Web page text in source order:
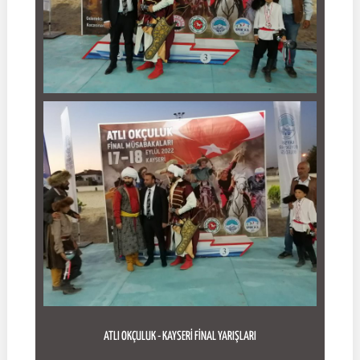
ATLI OKÇULUK - KAYSERİ FİNAL YARIŞLARI